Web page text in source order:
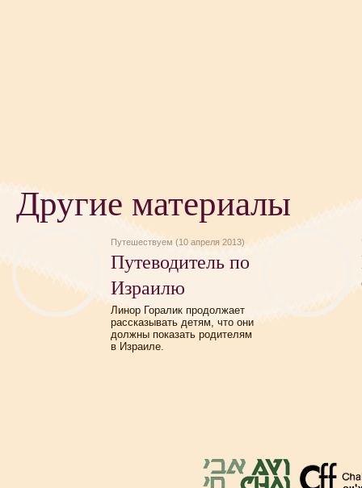
Другие материалы
Путешествуем (10 апреля 2013)
Путеводитель по
Израилю
Линор Горалик продолжает
рассказывать детям, что они
должны показать родителям
в Израиле.